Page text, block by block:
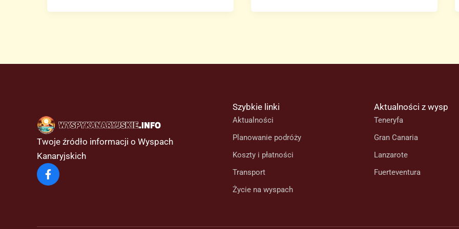
Wysp
hotelu
Lanzarote
Twoje źródło informacji o Wyspach
Kanaryjskich
Szybkie linki
Aktualności
Planowanie podróży
Koszty i płatności
Transport
Życie na wyspach
Aktualności z wysp
Teneryfa
Gran Canaria
Lanzarote
Fuerteventura